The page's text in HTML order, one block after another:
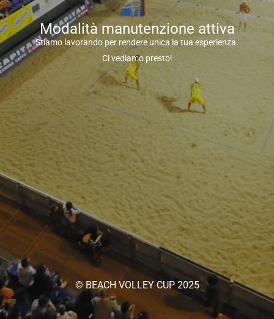
Modalità manutenzione attiva
Stiamo lavorando per rendere unica la tua esperienza.
Ci vediamo presto!
© BEACH VOLLEY CUP 2025